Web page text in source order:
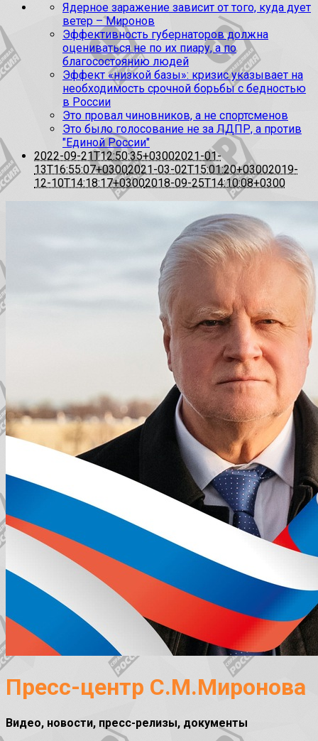
Ядерное заражение зависит от того, куда дует
ветер – Миронов
Эффективность губернаторов должна
оцениваться не по их пиару, а по
благосостоянию людей
Эффект «низкой базы»: кризис указывает на
необходимость срочной борьбы с бедностью
в России
Это провал чиновников, а не спортсменов
Это было голосование не за ЛДПР, а против
"Единой России"
2022-09-21T12:50:35+03002021-01-
13T16:55:07+03002021-03-02T15:01:20+03002019-
12-10T14:18:17+03002018-09-25T14:10:08+0300
Пресс-центр С.М.Миронова
Видео, новости, пресс-релизы, документы